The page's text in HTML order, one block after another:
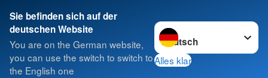
Sie befinden sich auf der
deutschen Website
You are on the German website,
you can use the switch to switch to
the English one
Sprache wechseln zu
Alles klar